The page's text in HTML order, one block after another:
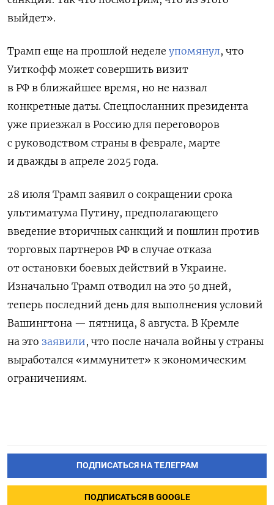
выйдет».
Трамп еще на прошлой неделе упомянул, что
Уиткофф может совершить визит
в РФ в ближайшее время, но не назвал
конкретные даты. Спецпосланник президента
уже приезжал в Россию для переговоров
с руководством страны в феврале, марте
и дважды в апреле 2025 года.
28 июля Трамп заявил о сокращении срока
ультиматума Путину, предполагающего
введение вторичных санкций и пошлин против
торговых партнеров РФ в случае отказа
от остановки боевых действий в Украине.
Изначально Трамп отводил на это 50 дней,
теперь последний день для выполнения условий
Вашингтона — пятница, 8 августа. В Кремле
на это заявили, что после начала войны у страны
выработался «иммунитет» к экономическим
ограничениям.
ПОДПИСАТЬСЯ НА ТЕЛЕГРАМ
ПОДПИСАТЬСЯ В GOOGLE